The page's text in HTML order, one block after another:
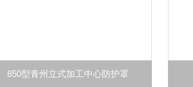
850型青州立式加工中心防护罩